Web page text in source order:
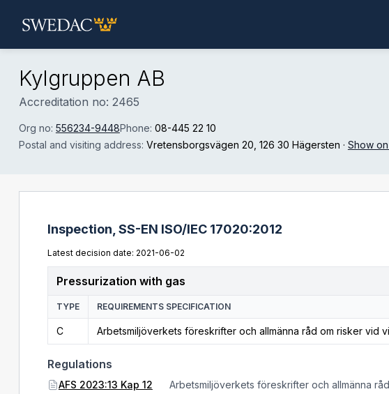
Kylgruppen AB
Accreditation no: 2465
Org no: 556234-9448Phone: 08-445 22 10
Postal and visiting address: Vretensborgsvägen 20 , 126 30 Hägersten · Show
Inspection, SS-EN ISO/IEC 17020:2012
Latest decision date: 2021-06-02
Pressurization with gas
TYPE REQUIREMENTS SPECIFICATION
C Arbetsmiljöverkets föreskrifter och allmänna råd om risker vid
Regulations
AFS 2023:13 Kap 12
Arbetsmiljöverkets föreskrifter och allmänna